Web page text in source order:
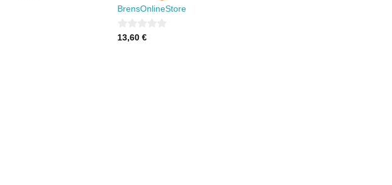
BrensOnlineStore
0
13,60 €